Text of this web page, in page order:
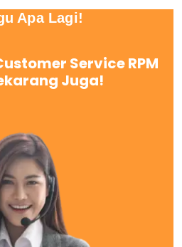
Apa Lagi!
Service RPM
Juga!